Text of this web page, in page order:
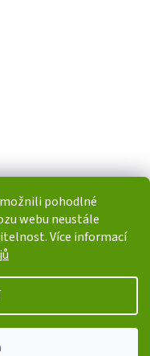
pohodlné
webu neustále
Více informací
práva vyhrazena.Upravit